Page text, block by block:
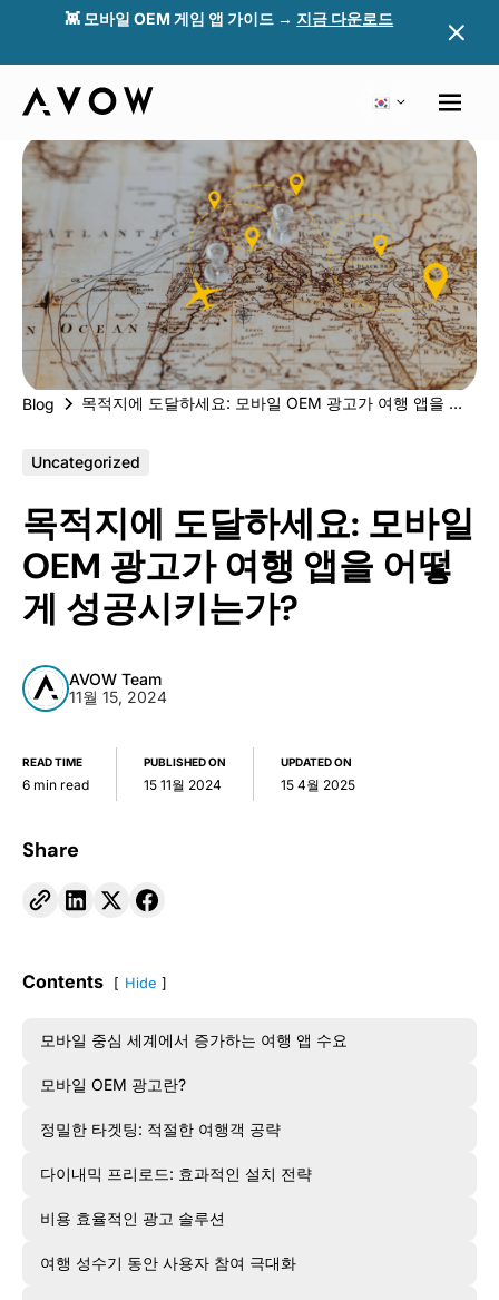
👾 모바일 OEM 게임 앱 가이드 → 지금 다운로드
Blog 목적지에 도달하세요: 모바일 OEM 광고가 여행 앱을 어떻게 성공시키는가?
Uncategorized
목적지에 도달하세요: 모바일
OEM 광고가 여행 앱을 어떻
게 성공시키는가?
AVOW Team
11월 15, 2024
READ TIME
6 min read
PUBLISHED ON
15 11월 2024
UPDATED ON
15 4월 2025
Share
Contents Hide
모바일 중심 세계에서 증가하는 여행 앱 수요
모바일 OEM 광고란?
정밀한 타겟팅: 적절한 여행객 공략
다이내믹 프리로드: 효과적인 설치 전략
비용 효율적인 광고 솔루션
여행 성수기 동안 사용자 참여 극대화